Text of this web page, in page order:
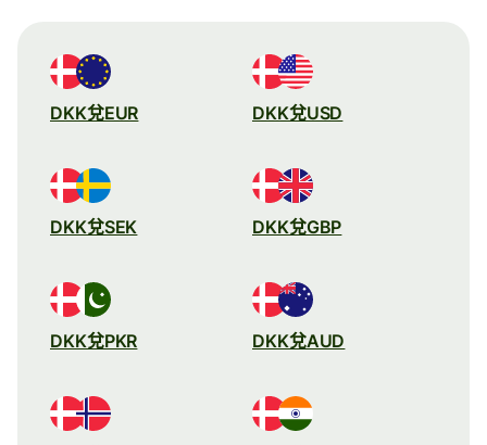
DKK兌EUR DKK兌USD
DKK兌SEK DKK兌GBP
DKK兌PKR DKK兌AUD